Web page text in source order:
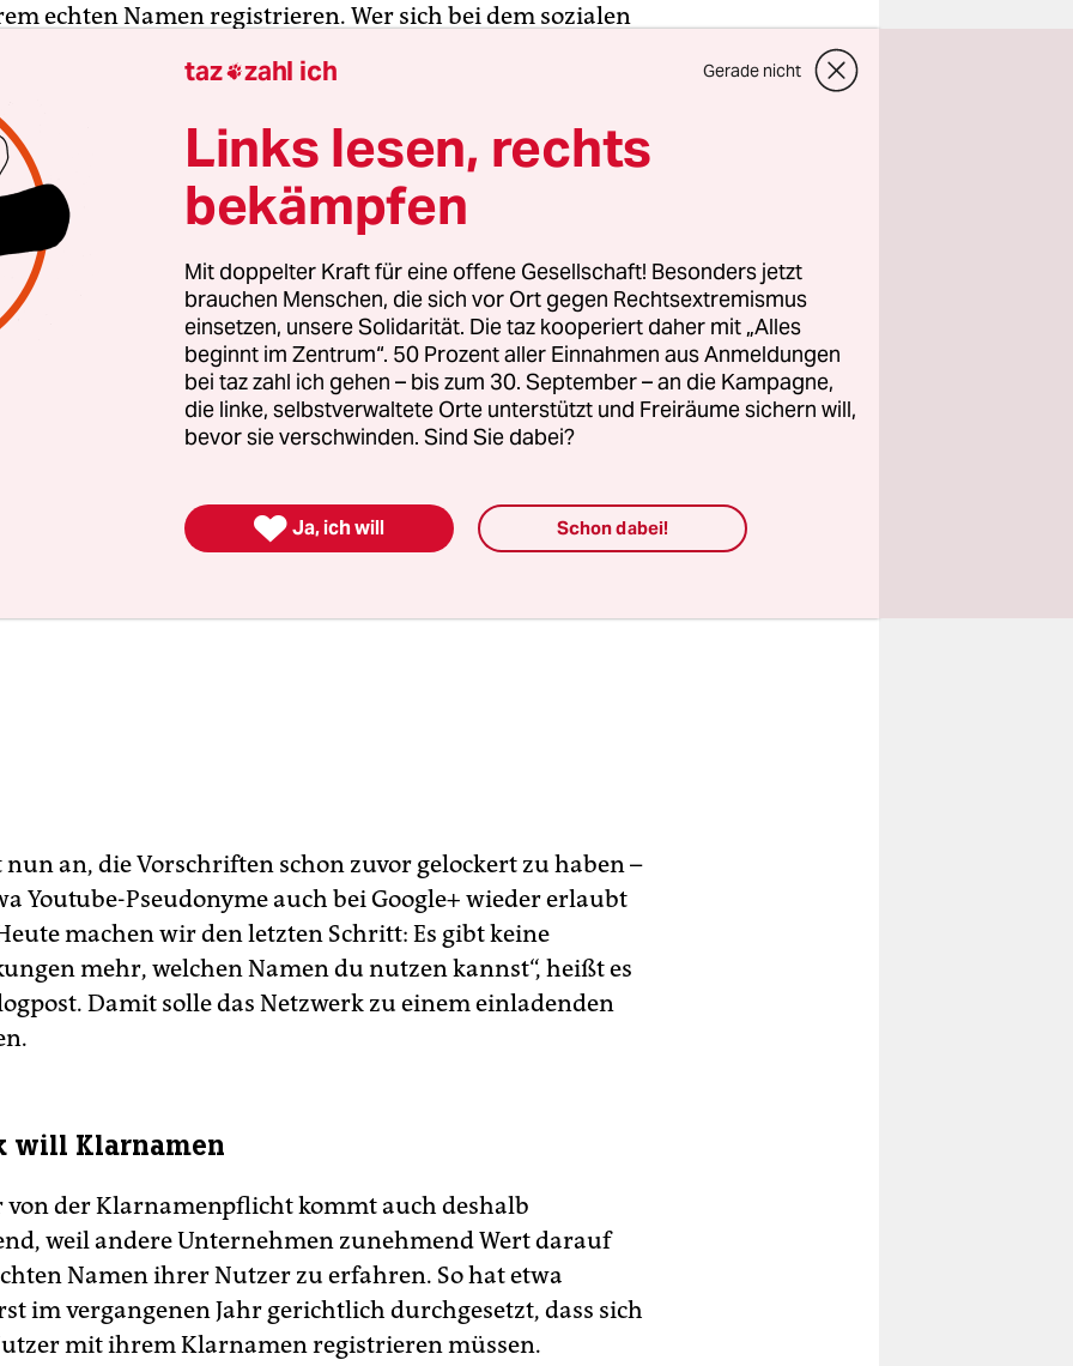
echten Namen registrieren. Wer sich bei dem sozialen
teilte das Unternehmen mit
hatte der Konzern mit dem Start seines eigenen
Google+ eingeführt. Auch Nutzer der
Youtube, die ebenfalls zu Google gehört, wurden
sich mit einem Klarnamen zu identifizieren –
immer noch Pseudonyme möglich. Bei Google+
Unternehmen dagegen damit, Profile, die unter falschem
wurden, zu sperren.
nun an, die Vorschriften schon zuvor gelockert zu haben –
Youtube-Pseudonyme auch bei Google+ wieder erlaubt
machen wir den letzten Schritt: Es gibt keine
mehr, welchen Namen du nutzen kannst“, heißt es
Damit solle das Netzwerk zu einem einladenden
will Klarnamen
von der Klarnamenpflicht kommt auch deshalb
weil andere Unternehmen zunehmend Wert darauf
Namen ihrer Nutzer zu erfahren. So hat etwa
im vergangenen Jahr gerichtlich durchgesetzt, dass sich
mit ihrem Klarnamen registrieren müssen.
taz zahl ich Gerade nicht
Links lesen, rechts
bekämpfen
Mit doppelter Kraft für eine offene Gesellschaft! Besonders jetzt
brauchen Menschen, die sich vor Ort gegen Rechtsextremismus
einsetzen, unsere Solidarität. Die taz kooperiert daher mit „Alles
beginnt im Zentrum“. 50 Prozent aller Einnahmen aus Anmeldungen
bei taz zahl ich gehen – bis zum 30. September – an die Kampagne,
die linke, selbstverwaltete Orte unterstützt und Freiräume sichern will,
bevor sie verschwinden. Sind Sie dabei?
 Ja, ich will Schon dabei!